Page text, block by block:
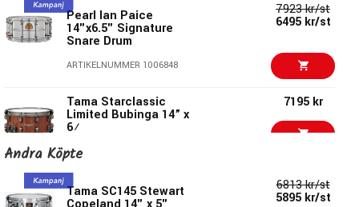
Pearl Ian Paice
14"x6.5" Signature
Snare Drum
ARTIKELNUMMER 1006848
7923 kr/st
6495 kr/st
Tama Starclassic
Limited Bubinga 14” x
6½
7195 kr
Tama TMS1465S-CBP
Andra Köpte
Tama SC145 Stewart 6813 kr/st
5895 kr/st